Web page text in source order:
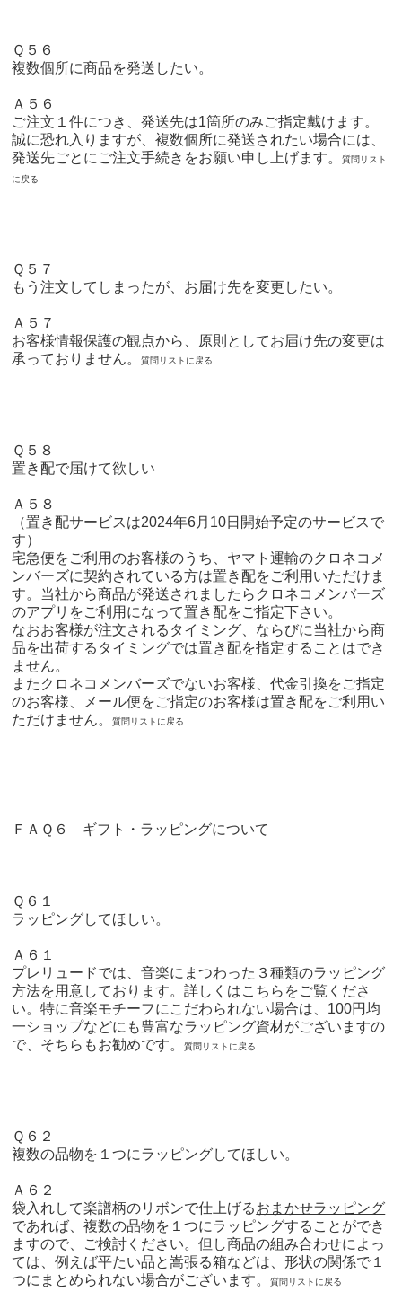
Ｑ５６
複数個所に商品を発送したい。
Ａ５６
ご注文１件につき、発送先は1箇所のみご指定戴けます。
誠に恐れ入りますが、複数個所に発送されたい場合には、
発送先ごとにご注文手続きをお願い申し上げます。質問リスト
に戻る
Ｑ５７
もう注文してしまったが、お届け先を変更したい。
Ａ５７
お客様情報保護の観点から、原則としてお届け先の変更は
承っておりません。質問リストに戻る
Ｑ５８
置き配で届けて欲しい
Ａ５８
（置き配サービスは2024年6月10日開始予定のサービスで
す）
宅急便をご利用のお客様のうち、ヤマト運輸のクロネコメ
ンバーズに契約されている方は置き配をご利用いただけま
す。当社から商品が発送されましたらクロネコメンバーズ
のアプリをご利用になって置き配をご指定下さい。
なおお客様が注文されるタイミング、ならびに当社から商
品を出荷するタイミングでは置き配を指定することはでき
ません。
またクロネコメンバーズでないお客様、代金引換をご指定
のお客様、メール便をご指定のお客様は置き配をご利用い
ただけません。質問リストに戻る
ＦＡＱ６ ギフト・ラッピングについて
Ｑ６１
ラッピングしてほしい。
Ａ６１
プレリュードでは、音楽にまつわった３種類のラッピング
方法を用意しております。詳しくはこちら をご覧くださ
い。特に音楽モチーフにこだわられない場合は、100円均
一ショップなどにも豊富なラッピング資材がございますの
で、そちらもお勧めです。質問リストに戻る
Ｑ６２
複数の品物を１つにラッピングしてほしい。
Ａ６２
袋入れして楽譜柄のリボンで仕上げるおまかせラッピング
であれば、複数の品物を１つにラッピングすることができ
ますので、ご検討ください。但し商品の組み合わせによっ
ては、例えば平たい品と嵩張る箱などは、形状の関係で１
つにまとめられない場合がございます。質問リストに戻る